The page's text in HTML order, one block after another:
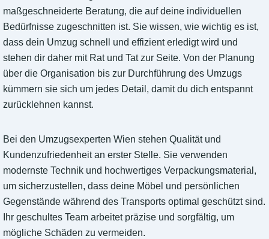
maßgeschneiderte Beratung, die auf deine individuellen
Bedürfnisse zugeschnitten ist. Sie wissen, wie wichtig es ist,
dass dein Umzug schnell und effizient erledigt wird und
stehen dir daher mit Rat und Tat zur Seite. Von der Planung
über die Organisation bis zur Durchführung des Umzugs
kümmern sie sich um jedes Detail, damit du dich entspannt
zurücklehnen kannst.
Bei den Umzugsexperten Wien stehen Qualität und
Kundenzufriedenheit an erster Stelle. Sie verwenden
modernste Technik und hochwertiges Verpackungsmaterial,
um sicherzustellen, dass deine Möbel und persönlichen
Gegenstände während des Transports optimal geschützt sind.
Ihr geschultes Team arbeitet präzise und sorgfältig, um
mögliche Schäden zu vermeiden.